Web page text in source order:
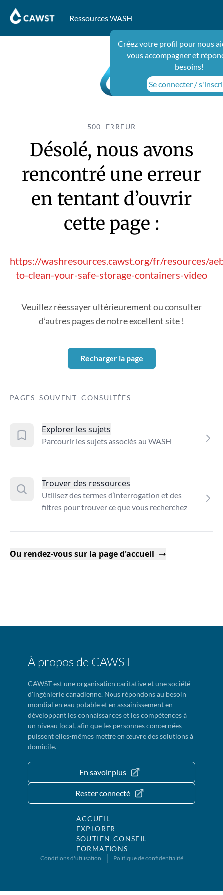
Ressources WASH
Créez votre profil pour nous
vous accompagner et
besoins!
Se connecter /
500 ERREUR
Désolé, nous avons
rencontré une erreur
en tentant d’ouvrir
cette page :
https://washresources.cawst.org/fr/resources/
to-clean-your-safe-storage-containers-video
Veuillez réessayer ultérieurement ou consulter
d’autres pages de notre excellent site !
Recharger la page
PAGES SOUVENT CONSULTÉES
Explorer les sujets
Parcourir les sujets associés au WASH
Trouver des ressources
Utilisez des termes d’interrogation et des
filtres pour trouver ce que vous recherchez
Ou rendez-vous sur la page d'accueil
À propos de CAWST
CAWST est une organisation caritative et une société
d'ingénierie canadienne. Nous répondons au besoin
mondial en eau potable et en assainissement en
développant les connaissances et les compétences à
un niveau local, afin que les personnes concernées
puissent elles-mêmes mettre en œuvre des solutions à
domicile.
En savoir plus
Rester connecté
ACCUEIL
EXPLORER
SOUTIEN-CONSEIL
FORMATIONS
Conditions d'utilisation Politique de confidentialité